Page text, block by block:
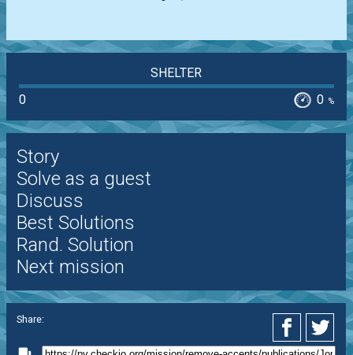
SHELTER
0
0 %
Story
Solve as a guest
Discuss
Best Solutions
Rand. Solution
Next mission
Share: